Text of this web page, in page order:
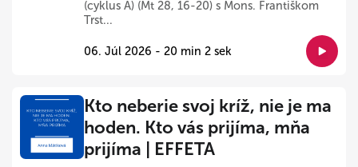
(cyklus A) (Mt 28, 16-20) s Mons. Františkom
Trst...
06. Júl 2026 - 20 min 2 sek
Kto neberie svoj kríž, nie je ma
hoden. Kto vás prijíma, mňa
prijíma | EFFETA